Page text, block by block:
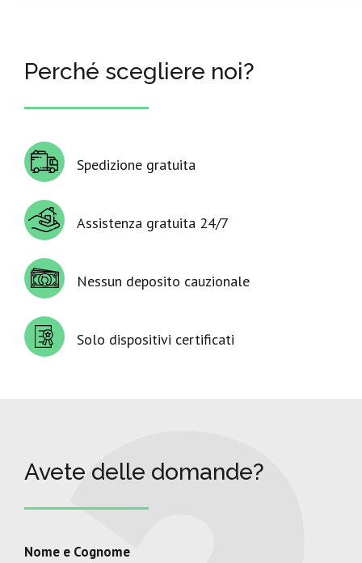
Perché scegliere noi?
Spedizione gratuita
Assistenza gratuita 24/7
Nessun deposito cauzionale
Solo dispositivi certificati
Avete delle domande?
Nome e Cognome